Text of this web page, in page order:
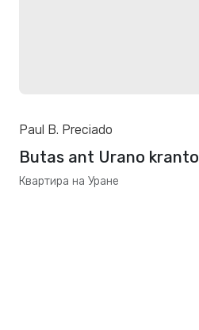
Paul B. Preciado
Butas ant Urano kranto
Квартира на Уране